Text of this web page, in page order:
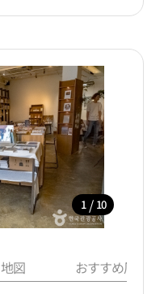
1 / 10
地図 おすすめ周辺